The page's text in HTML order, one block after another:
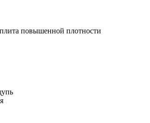
повышенной плотности